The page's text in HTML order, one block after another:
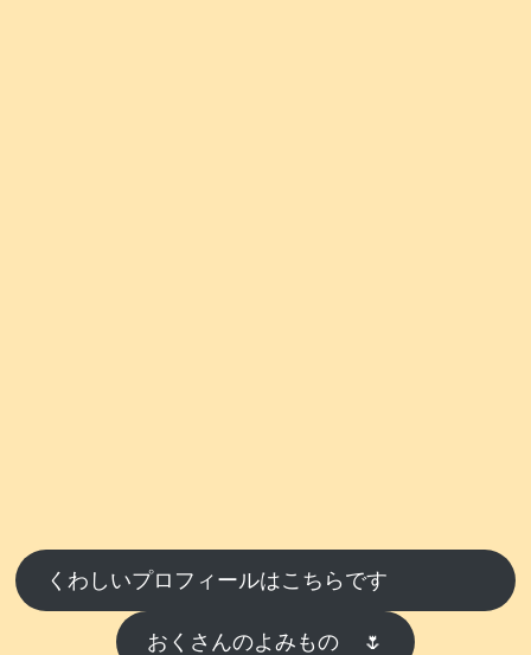
くわしいプロフィールはこちらです
おくさんのよみもの 🌷